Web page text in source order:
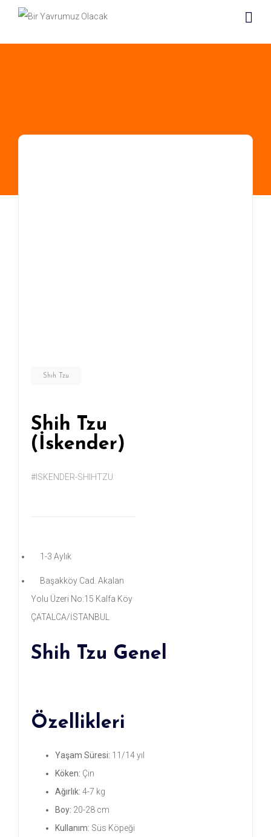
Shıh Tzu
Shih Tzu
(İskender)
#ISKENDER-SHIHTZU
1-3 Aylık
Başakköy Cad. Akalan
Yolu Üzeri No:15 Kalfa Köy
ÇATALCA/İSTANBUL
Shih Tzu Genel
Özellikleri
Yaşam Süresi: 11/14 yıl
Köken: Çin
Ağırlık: 4-7 kg
Boy: 20-28 cm
Kullanım: Süs Köpeği